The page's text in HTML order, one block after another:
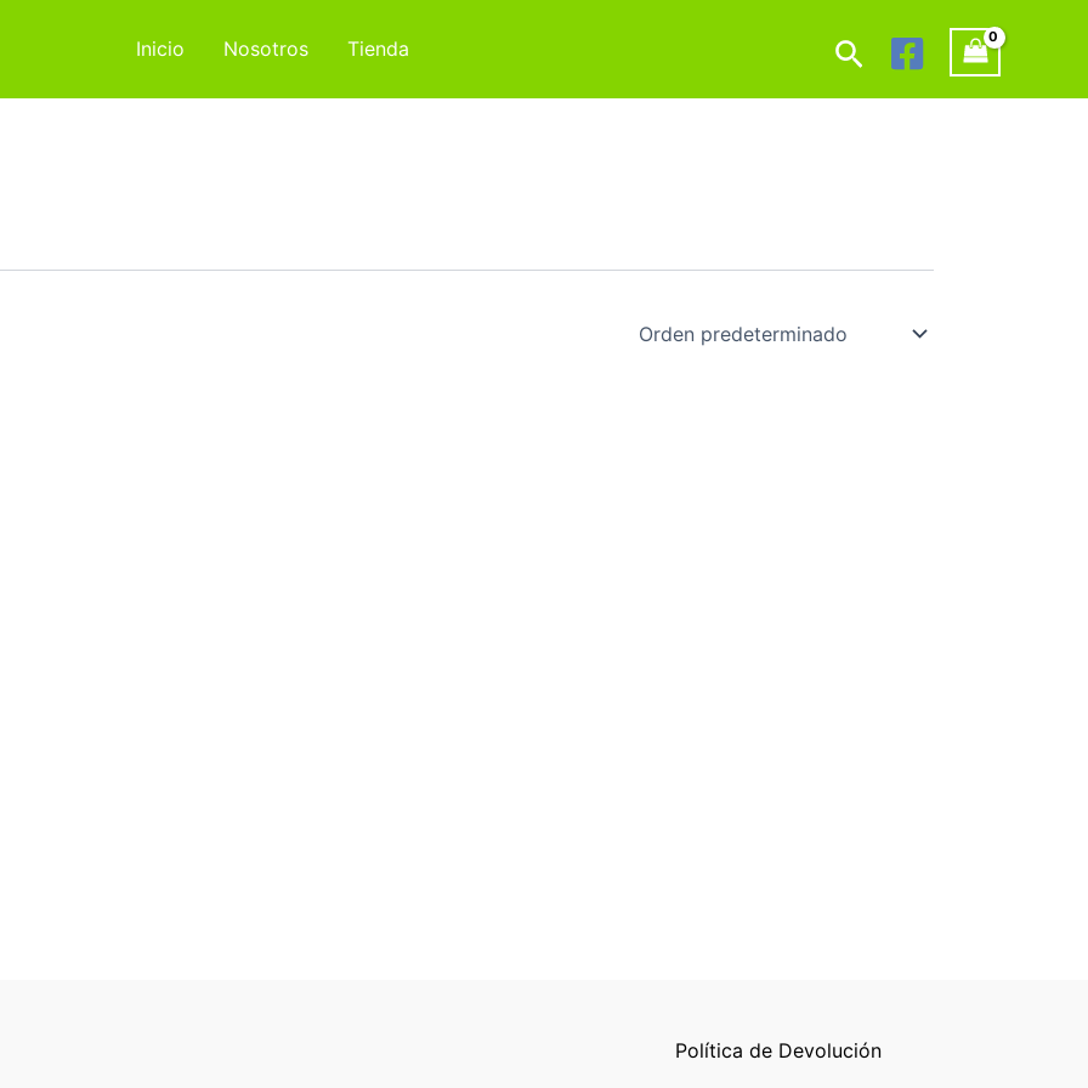
Inicio Nosotros Tienda Buscar
Política de Devolución